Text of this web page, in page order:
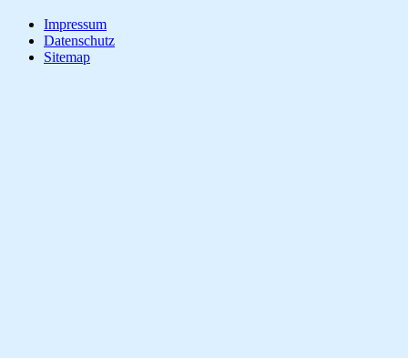
Impressum
Datenschutz
Sitemap